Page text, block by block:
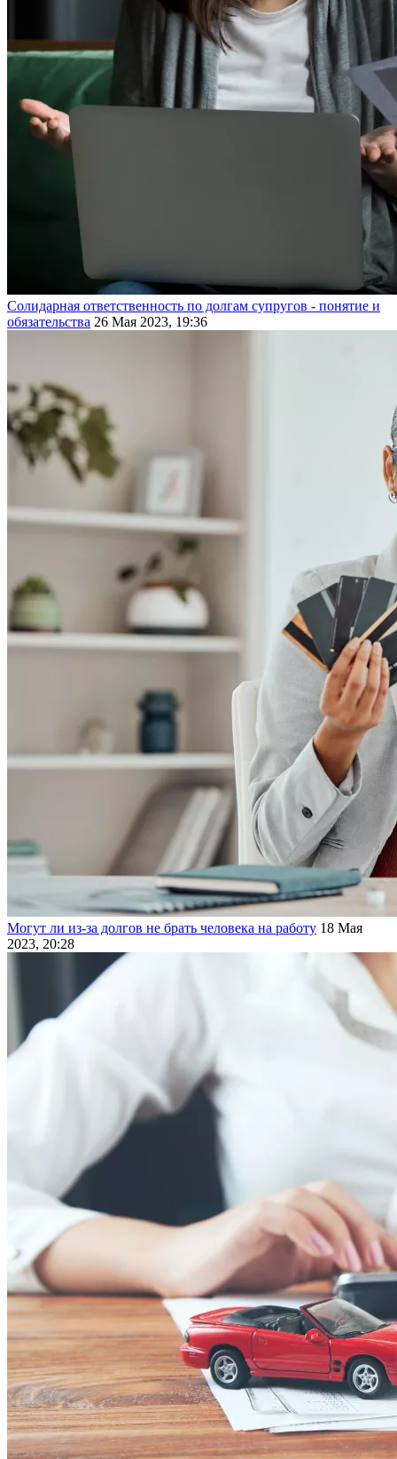
Солидарная ответственность по долгам супругов - понятие и
обязательства 26 Мая 2023, 19:36
Могут ли из-за долгов не брать человека на работу 18 Мая
2023, 20:28